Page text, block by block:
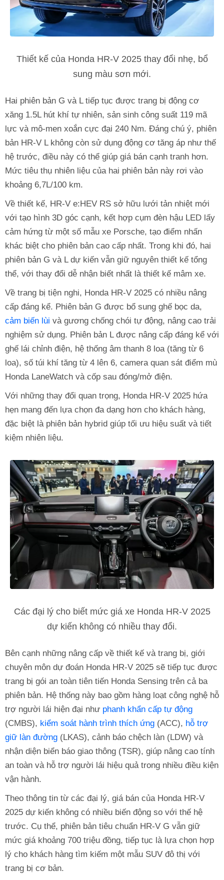
Thiết kế của Honda HR-V 2025 thay đổi nhẹ, bổ
sung màu sơn mới.
Hai phiên bản G và L tiếp tục được trang bị động cơ
xăng 1.5L hút khí tự nhiên, sản sinh công suất 119 mã
lực và mô-men xoắn cực đại 240 Nm. Đáng chú ý, phiên
bản HR-V L không còn sử dụng động cơ tăng áp như thế
hệ trước, điều này có thể giúp giá bán cạnh tranh hơn.
Mức tiêu thụ nhiên liệu của hai phiên bản này rơi vào
khoảng 6,7L/100 km.
Về thiết kế, HR-V e:HEV RS sở hữu lưới tản nhiệt mới
với tạo hình 3D góc cạnh, kết hợp cụm đèn hậu LED lấy
cảm hứng từ một số mẫu xe Porsche, tạo điểm nhấn
khác biệt cho phiên bản cao cấp nhất. Trong khi đó, hai
phiên bản G và L dự kiến vẫn giữ nguyên thiết kế tổng
thể, với thay đổi dễ nhận biết nhất là thiết kế mâm xe.
Về trang bị tiện nghi, Honda HR-V 2025 có nhiều nâng
cấp đáng kể. Phiên bản G được bổ sung ghế bọc da,
cảm biến lùi và gương chống chói tự động, nâng cao trải
nghiệm sử dụng. Phiên bản L được nâng cấp đáng kể với
ghế lái chỉnh điện, hệ thống âm thanh 8 loa (tăng từ 6
loa), số túi khí tăng từ 4 lên 6, camera quan sát điểm mù
Honda LaneWatch và cốp sau đóng/mở điện.
Với những thay đổi quan trọng, Honda HR-V 2025 hứa
hẹn mang đến lựa chọn đa dạng hơn cho khách hàng,
đặc biệt là phiên bản hybrid giúp tối ưu hiệu suất và tiết
kiệm nhiên liệu.
Các đại lý cho biết mức giá xe Honda HR-V 2025
dự kiến không có nhiều thay đổi.
Bên cạnh những nâng cấp về thiết kế và trang bị, giới
chuyên môn dự đoán Honda HR-V 2025 sẽ tiếp tục được
trang bị gói an toàn tiên tiến Honda Sensing trên cả ba
phiên bản. Hệ thống này bao gồm hàng loạt công nghệ hỗ
trợ người lái hiện đại như phanh khẩn cấp tự động
(CMBS), kiểm soát hành trình thích ứng (ACC), hỗ trợ
giữ làn đường (LKAS), cảnh báo chệch làn (LDW) và
nhận diện biển báo giao thông (TSR), giúp nâng cao tính
an toàn và hỗ trợ người lái hiệu quả trong nhiều điều kiện
vận hành.
Theo thông tin từ các đại lý, giá bán của Honda HR-V
2025 dự kiến không có nhiều biến động so với thế hệ
trước. Cụ thể, phiên bản tiêu chuẩn HR-V G vẫn giữ
mức giá khoảng 700 triệu đồng, tiếp tục là lựa chọn hợp
lý cho khách hàng tìm kiếm một mẫu SUV đô thị với
trang bị cơ bản.